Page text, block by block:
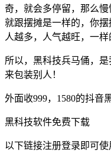
奇，就会多停留，那么慢
就跟摆摊是一样的，你
人越多，人气越旺，一样
所以，黑科技兵马俑，
来包装别人！
外面收999，1580的抖音
黑科技软件免费下载
以下链接注册登录即可使